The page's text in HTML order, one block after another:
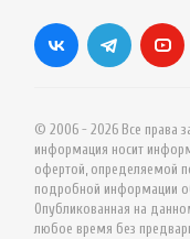
© 2006 - 2026 Все права
информация носит
офертой, определяемой
подробной информации
Опубликованная на
любое время без